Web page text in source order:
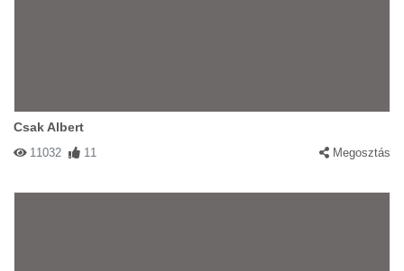
Csak Albert
11032 11 Megosztás